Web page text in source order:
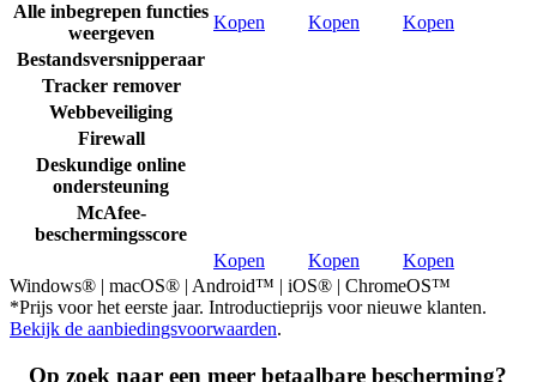
Alle inbegrepen functies
weergeven
Kopen Kopen
Kopen
Bestandsversnipperaar
Tracker remover
Webbeveiliging
Firewall
Deskundige online
ondersteuning
McAfee-
beschermingsscore
Kopen
Kopen
Kopen
Windows® | macOS® | Android™ | iOS® | ChromeOS™
*Prijs voor het eerste jaar. Introductieprijs voor nieuwe klanten.
Bekijk de aanbiedingsvoorwaarden.
Op zoek naar een meer betaalbare bescherming?